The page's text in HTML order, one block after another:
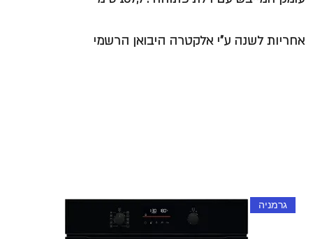
אחריות לשנה ע"י אלקטרה היבואן הרשמי
גרמניה